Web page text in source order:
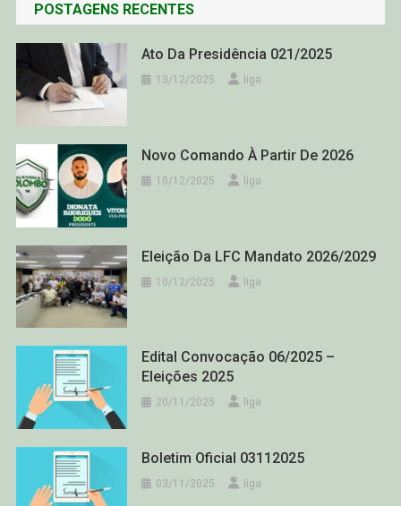
POSTAGENS RECENTES
Ato Da Presidência 021/2025
13/12/2025 liga
Novo Comando À Partir De 2026
10/12/2025 liga
Eleição Da LFC Mandato 2026/2029
10/12/2025 liga
Edital Convocação 06/2025 –
Eleições 2025
20/11/2025 liga
Boletim Oficial 03112025
03/11/2025 liga